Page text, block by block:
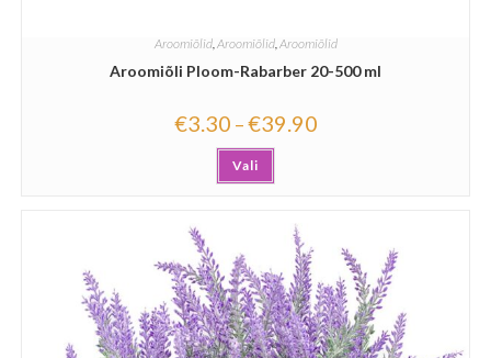
Aroomiõlid, Aroomiõlid, Aroomiõlid
Aroomiõli Ploom-Rabarber 20-500 ml
€3.30 –€39.90
Vali